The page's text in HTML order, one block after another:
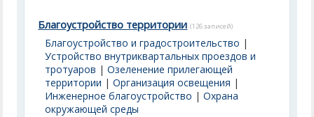
Благоустройство территории (126 записей)
Благоустройство и градостроительство |
Устройство внутриквартальных проездов и
тротуаров |Озеленение прилегающей
территории |Организация освещения |
Инженерное благоустройство |Охрана
окружающей среды